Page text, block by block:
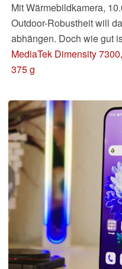
Mit Wärmebildkamera,
Outdoor-Robustheit will
abhängen. Doch wie gut
wirklich im Alltag, auf der
Einsatz?
MediaTek Dimensity
375 g